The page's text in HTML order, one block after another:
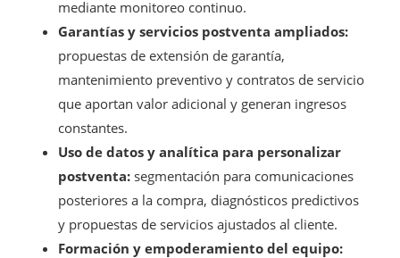
mediante monitoreo continuo.
Garantías y servicios postventa ampliados:
propuestas de extensión de garantía,
mantenimiento preventivo y contratos de servicio
que aportan valor adicional y generan ingresos
constantes.
Uso de datos y analítica para personalizar
postventa: segmentación para comunicaciones
posteriores a la compra, diagnósticos predictivos
y propuestas de servicios ajustados al cliente.
Formación y empoderamiento del equipo: